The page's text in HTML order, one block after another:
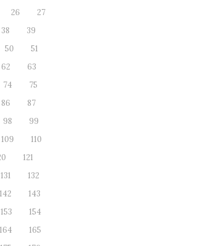
26
27
38
39
50
51
62
63
74
75
86
87
98
99
109
110
121
131
132
142
143
153
154
164
165